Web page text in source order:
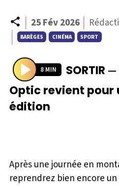
Partager
25 Fév 2026
BARÈGES CINÉMA SPORT
P
l
a
8 MIN SORTIR —
Optic revient pour
édition
Après une journée en
reprendrez bien encore un